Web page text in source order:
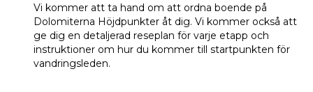
Vi kommer att ta hand om att ordna boende på
Dolomiterna Höjdpunkter åt dig. Vi kommer också att
ge dig en detaljerad reseplan för varje etapp och
instruktioner om hur du kommer till startpunkten för
vandringsleden.